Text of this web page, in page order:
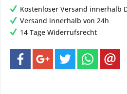
Kostenloser Versand innerhalb
Versand innerhalb von 24h
14 Tage Widerrufsrecht